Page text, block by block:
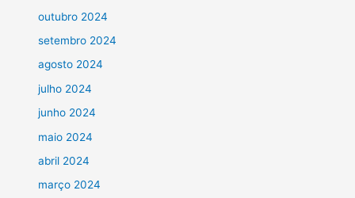
outubro 2024
setembro 2024
agosto 2024
julho 2024
junho 2024
maio 2024
abril 2024
março 2024